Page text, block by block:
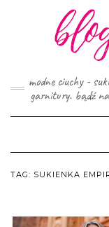
modne ciuchy -
garnitury. bądź
TAG: SUKIENKA